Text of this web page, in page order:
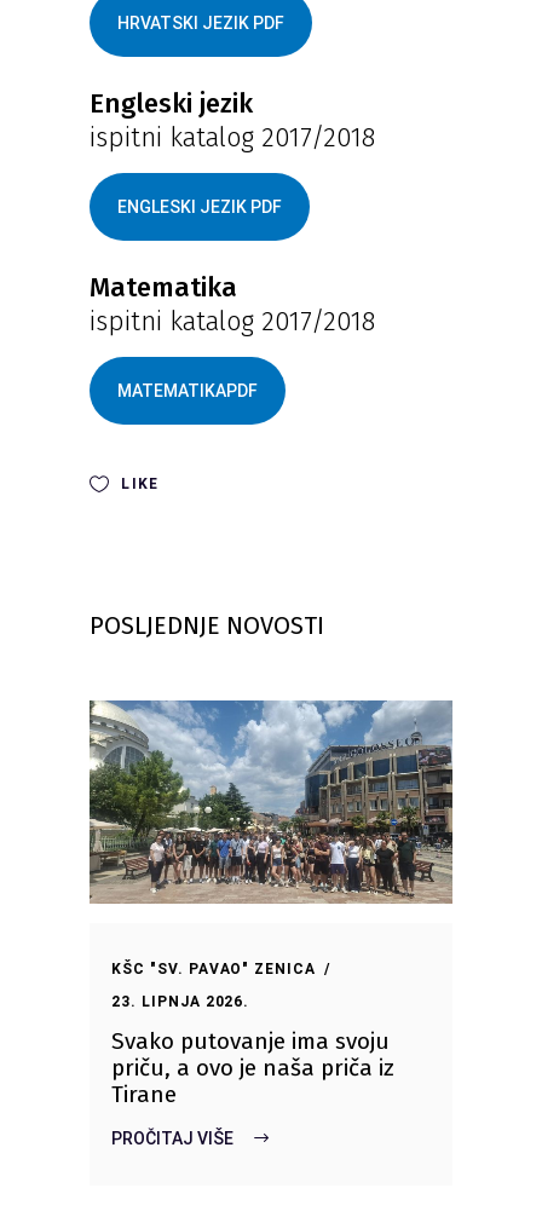
HRVATSKI JEZIK PDF
Engleski jezik
ispitni katalog 2017/2018
ENGLESKI JEZIK PDF
Matematika
ispitni katalog 2017/2018
MATEMATIKAPDF
LIKE
POSLJEDNJE NOVOSTI
KŠC "SV. PAVAO" ZENICA
23. LIPNJA 2026.
Svako putovanje ima svoju
priču, a ovo je naša priča iz
Tirane
PROČITAJ VIŠE